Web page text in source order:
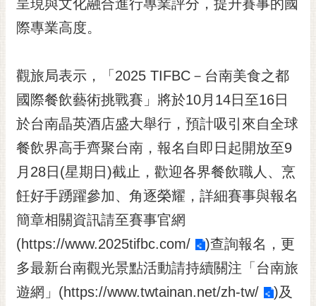
市
通
置
呈現與文化融合進行專業評分，提升賽事的國
際專業高度。
觀旅局表示，「2025 TIFBC－台南美食之都
國際餐飲藝術挑戰賽」將於10月14日至16日
於台南晶英酒店盛大舉行，預計吸引來自全球
餐飲界高手齊聚台南，報名自即日起開放至9
月28日(星期日)截止，歡迎各界餐飲職人、烹
飪好手踴躍參加、角逐榮耀，詳細賽事與報名
簡章相關資訊請至賽事官網
(https://www.2025tifbc.com/
)查詢報名，更
多最新台南觀光景點活動請持續關注「台南旅
遊網」(https://www.twtainan.net/zh-tw/
)及